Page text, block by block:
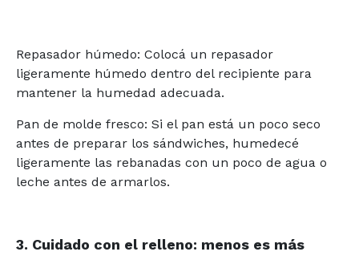
Repasador húmedo: Colocá un repasador
ligeramente húmedo dentro del recipiente para
mantener la humedad adecuada.
Pan de molde fresco: Si el pan está un poco seco
antes de preparar los sándwiches, humedecé
ligeramente las rebanadas con un poco de agua o
leche antes de armarlos.
3. Cuidado con el relleno: menos es más